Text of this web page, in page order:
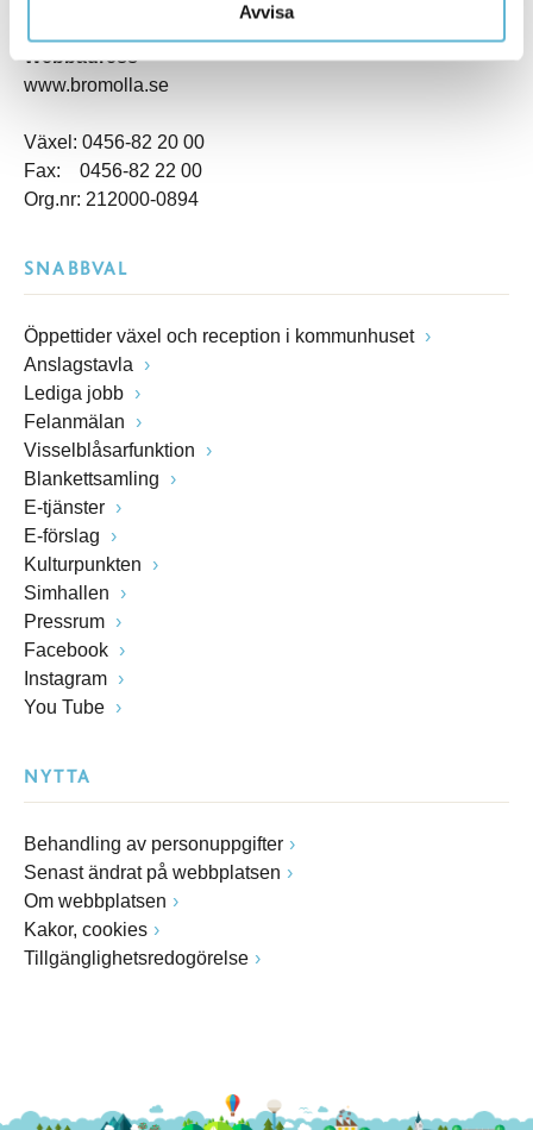
Avvisa
Webbadress
www.bromolla.se
Växel: 0456-82 20 00
Fax: 0456-82 22 00
Org.nr: 212000-0894
SNABBVAL
Öppettider växel och reception i kommunhuset
Anslagstavla
Lediga jobb
Felanmälan
Visselblåsarfunktion
Blankettsamling
E-tjänster
E-förslag
Kulturpunkten
Simhallen
Pressrum
Facebook
Instagram
You Tube
NYTTA
Behandling av personuppgifter
Senast ändrat på webbplatsen
Om webbplatsen
Kakor, cookies
Tillgänglighetsredogörelse